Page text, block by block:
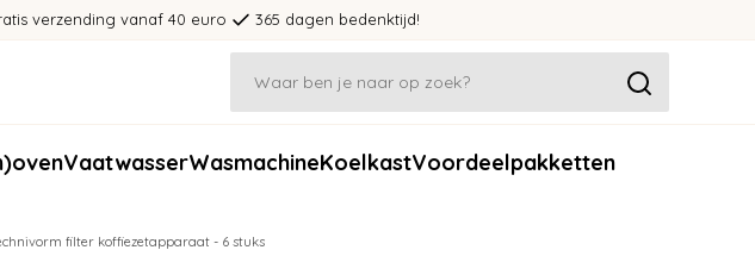
verzending vanaf 40 euro 365 dagen bedenktijd!
VaatwasserWasmachineKoelkastVoordeelpakketten
filter koffiezetapparaat - 6 stuks